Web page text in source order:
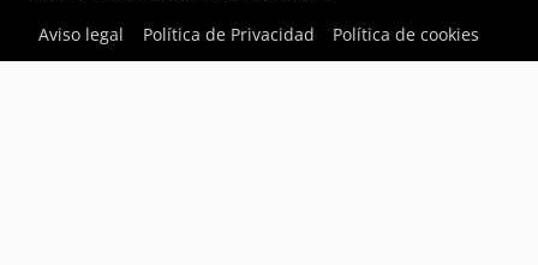
Aviso legal
Política de Privacidad Política de cookies